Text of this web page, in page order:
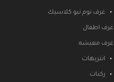
غرف نوم نيو كلاسيك
غرف اطفال
غرف معيشه
انتريهات
ركنات